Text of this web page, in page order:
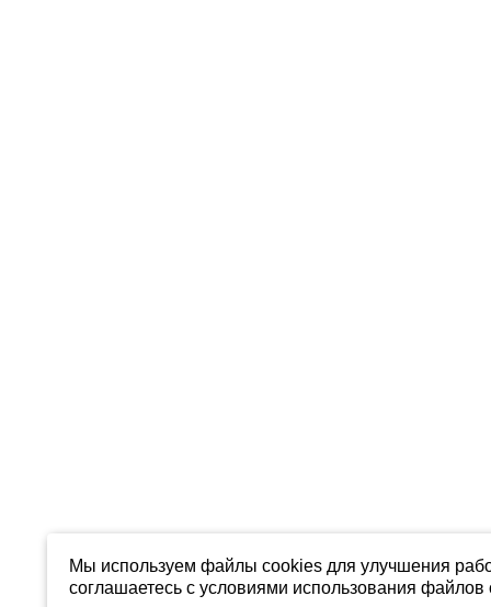
Мы используем файлы cookies для улучшения
соглашаетесь с условиями использования файлов